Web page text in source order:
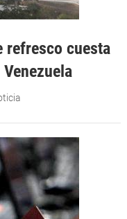
refresco cuesta